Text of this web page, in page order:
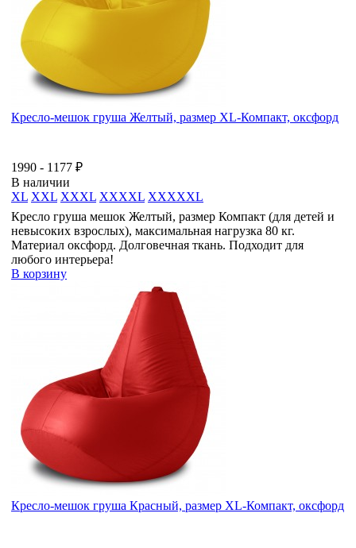
Кресло-мешок груша Желтый, размер XL-Компакт, оксфорд
1990 - 1177 ₽
В наличии
XL XXL XXXL XXXXL XXXXXL
Кресло груша мешок Желтый, размер Компакт (для детей и
невысоких взрослых), максимальная нагрузка 80 кг.
Материал оксфорд. Долговечная ткань. Подходит для
любого интерьера!
В корзину
Кресло-мешок груша Красный, размер XL-Компакт, оксфорд